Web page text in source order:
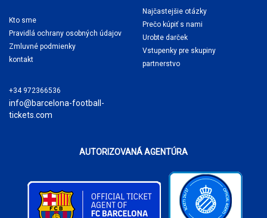
Kto sme
Pravidlá ochrany osobných údajov
Zmluvné podmienky
kontakt
+34 972366536
info@barcelona-football-
tickets.com
Najčastejšie otázky
Prečo kúpiť s nami
Urobte darček
Vstupenky pre skupiny
partnerstvo
AUTORIZOVANÁ AGENTÚRA